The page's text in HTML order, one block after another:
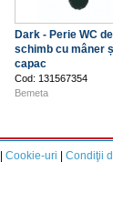
Dark - Perie WC de
schimb cu mâner
capac
Cod: 131567354
Bemeta
Cookie-uri Condiţii